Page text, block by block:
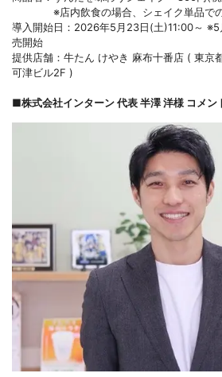
※店内飲食の場合、シェイク単品での
導入開始日：2026年5月23日(土)11:00～
売開始
提供店舗：牛たん けやき 麻布十番店 ( 東
可津ビル2F )
■株式会社インターン 代表 半澤 洋様 コメン